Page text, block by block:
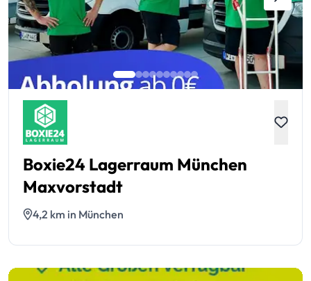
Boxie24 Lagerraum München
Maxvorstadt
4,2 km in München